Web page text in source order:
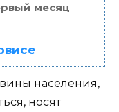
месяц
населения,
носят